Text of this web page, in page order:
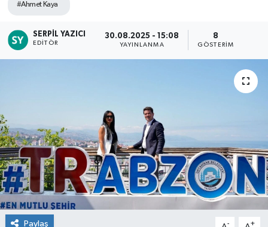
#Ahmet Kaya
SERPIL YAZICI
EDITÖR
30.08.2025 - 15:08
YAYINLANMA
8
GÖSTERIM
Paylaş - +